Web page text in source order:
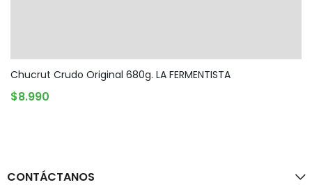
Chucrut Crudo Original 680g. LA FERMENTISTA
$8.990AGOTADO
CONTÁCTANOS